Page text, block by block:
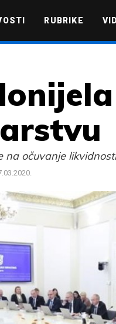
RUBRIKE
na očuvanje